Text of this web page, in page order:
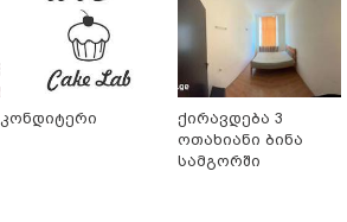
კონდიტერი
ქირავდება 3
ოთახიანი ბინა
სამგორში